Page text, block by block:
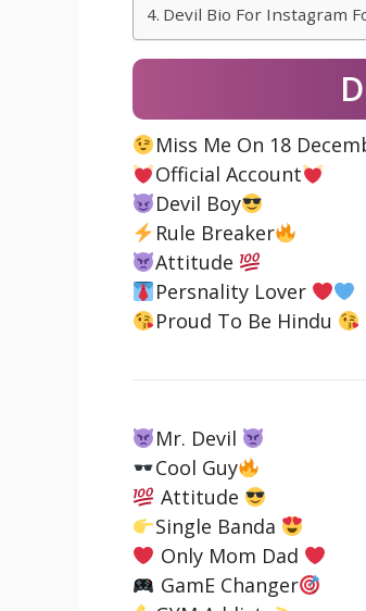
Devil Bio For Instagram
Miss Me On 18
Official Account
Devil Boy
Rule Breaker
Attitude
Persnality Lover
Proud To Be Hindu
Mr. Devil
Cool Guy
Attitude
Single Banda
Only Mom Dad
GamE Changer